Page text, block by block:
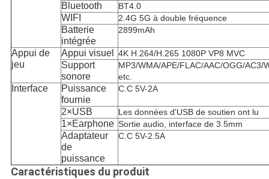
Bluetooth BT4.0
WIFI 2.4G 5G à double fréquence
Batterie
intégrée
2899mAh
Appui de
jeu
Appui visuel 4K H.264/H.265 1080P VP8 MVC
Support
sonore
MP3/WMA/APE/FLAC/AAC/OGG/AC3/
etc.
Interface
Puissance
fournie
C.C 5V-2A
2×USB Les données d'USB de soutien ont lu
1×Earphone Sortie audio, interface de 3.5mm
Adaptateur
de
puissance
C.C 5V-2.5A
Caractéristiques du produit